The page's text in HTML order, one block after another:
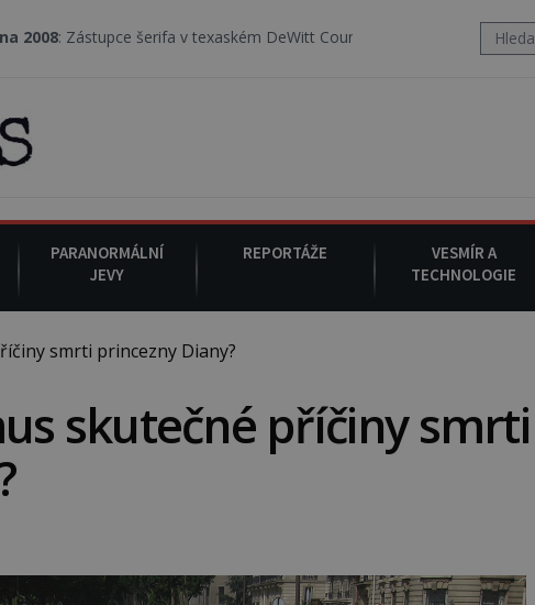
šerifa v texaském DeWitt County pořizuje video, na kterém před jeho
PARANORMÁLNÍ
JEVY
REPORTÁŽE
VESMÍR A
TECHNOLOGIE
smrti princezny Diany?
skutečné příčiny smrti